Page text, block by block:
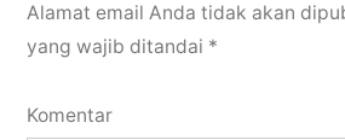
Alamat email Anda tidak akan
yang wajib ditandai *
Komentar